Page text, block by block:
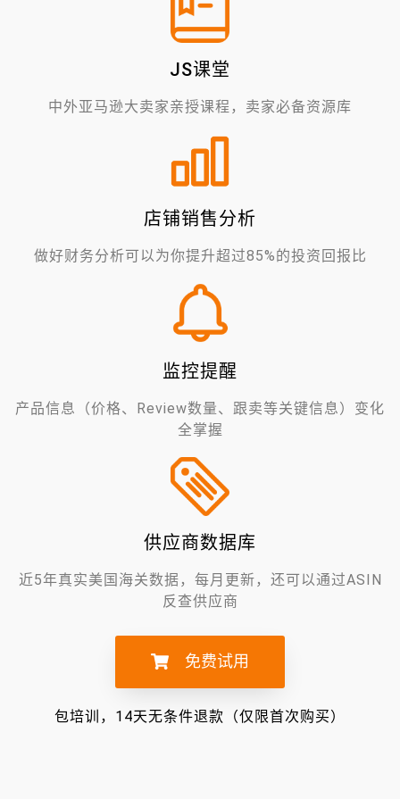
JS课堂
中外亚马逊大卖家亲授课程，卖家必备资源库
店铺销售分析
做好财务分析可以为你提升超过85%的投资回报比
监控提醒
产品信息（价格、Review数量、跟卖等关键信息）变化
全掌握
供应商数据库
近5年真实美国海关数据，每月更新，还可以通过ASIN
反查供应商
免费试用
包培训，14天无条件退款（仅限首次购买）